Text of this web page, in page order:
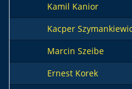
Kamil Kanior
Kacper
Marcin Szeibe
Ernest Korek